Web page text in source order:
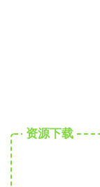
资源下载